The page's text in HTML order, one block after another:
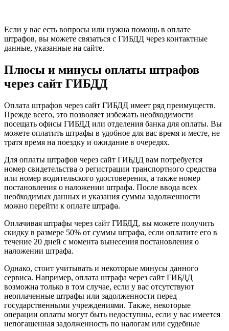
Если у вас есть вопросы или нужна помощь в оплате
штрафов, вы можете связаться с ГИБДД через контактные
данные, указанные на сайте.
Плюсы и минусы оплаты штрафов
через сайт ГИБДД
Оплата штрафов через сайт ГИБДД имеет ряд преимуществ.
Прежде всего, это позволяет избежать необходимости
посещать офисы ГИБДД или отделения банка для оплаты. Вы
можете оплатить штрафы в удобное для вас время и месте, не
тратя время на поездку и ожидание в очередях.
Для оплаты штрафов через сайт ГИБДД вам потребуется
номер свидетельства о регистрации транспортного средства
или номер водительского удостоверения, а также номер
постановления о наложении штрафа. После ввода всех
необходимых данных и указания суммы задолженности
можно перейти к оплате штрафа.
Оплачивая штрафы через сайт ГИБДД, вы можете получить
скидку в размере 50% от суммы штрафа, если оплатите его в
течение 20 дней с момента вынесения постановления о
наложении штрафа.
Однако, стоит учитывать и некоторые минусы данного
сервиса. Например, оплата штрафа через сайт ГИБДД
возможна только в том случае, если у вас отсутствуют
неоплаченные штрафы или задолженности перед
государственными учреждениями. Также, некоторые
операции оплаты могут быть недоступны, если у вас имеется
непогашенная задолженность по налогам или судебные